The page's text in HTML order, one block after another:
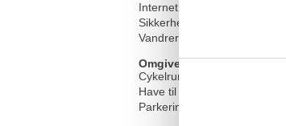
Internet i det offentlige
Sikkerheds boks
Vandrer venlig
Omgivende faciliteter
Cykelrum
Have til brug
Parkeringsplads